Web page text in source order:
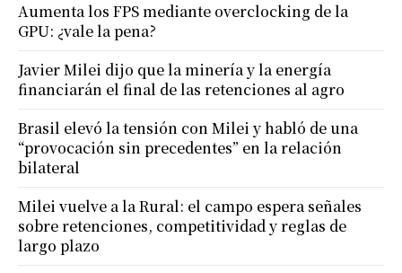
Aumenta los FPS mediante overclocking de la
GPU: ¿vale la pena?
Javier Milei dijo que la minería y la energía
financiarán el final de las retenciones al agro
Brasil elevó la tensión con Milei y habló de una
“provocación sin precedentes” en la relación
bilateral
Milei vuelve a la Rural: el campo espera señales
sobre retenciones, competitividad y reglas de
largo plazo